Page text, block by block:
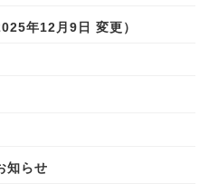
年12月9日 変更）
知らせ